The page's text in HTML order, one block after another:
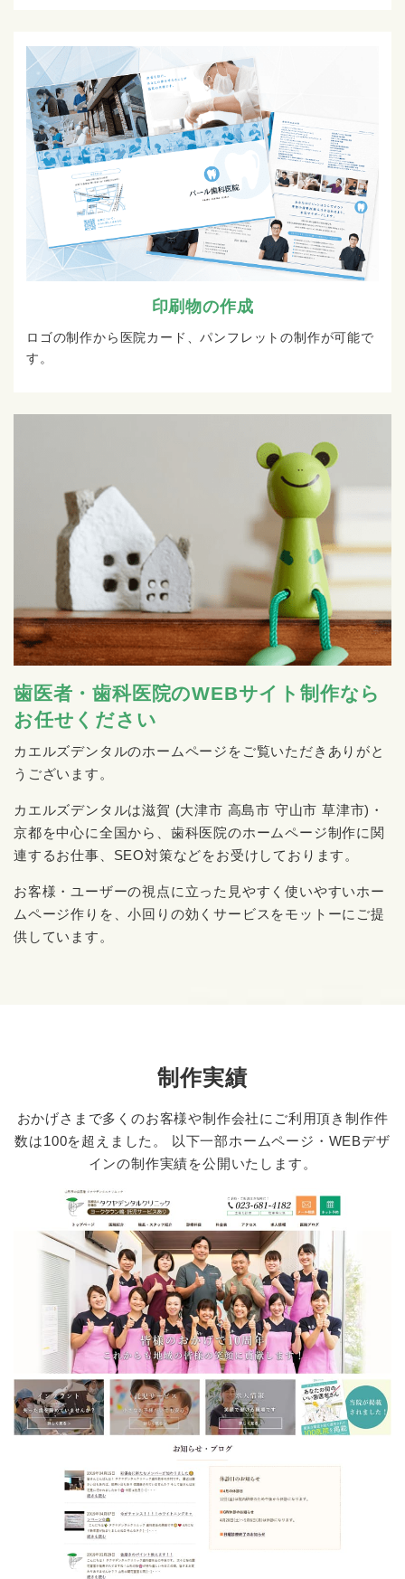
印刷物の作成
ロゴの制作から医院カード、パンフレットの制作が可能で
す。
歯医者・歯科医院のWEBサイト制作なら
お任せください
カエルズデンタルのホームページをご覧いただきありがと
うございます。
カエルズデンタルは滋賀 (大津市 高島市 守山市 草津市)・
京都を中心に全国から、歯科医院のホームページ制作に関
連するお仕事、SEO対策などをお受けしております。
お客様・ユーザーの視点に立った見やすく使いやすいホー
ムページ作りを、小回りの効くサービスをモットーにご提
供しています。
制作実績
おかげさまで多くのお客様や制作会社にご利用頂き制作件
数は100を超えました。
以下一部ホームページ・WEBデザ
インの制作実績を公開いたします。